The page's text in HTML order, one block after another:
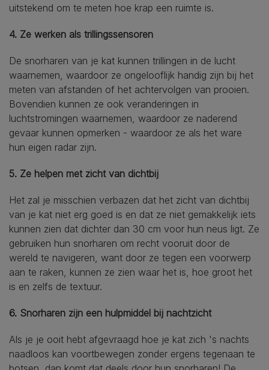
uitstekend om te meten hoe krap een ruimte is.
4. Ze werken als trillingssensoren
De snorharen van je kat kunnen trillingen in de lucht
waarnemen, waardoor ze ongelooflijk handig zijn bij het
meten van afstanden of het achtervolgen van prooien.
Bovendien kunnen ze ook veranderingen in
luchtstromingen waarnemen, waardoor ze naderend
gevaar kunnen opmerken - waardoor ze als het ware
hun eigen radar zijn.
5. Ze helpen met zicht van dichtbij
Het zal je misschien verbazen dat het zicht van dichtbij
van je kat niet erg goed is en dat ze niet gemakkelijk iets
kunnen zien dat dichter dan 30 cm voor hun neus ligt. Ze
gebruiken hun snorharen om recht vooruit door de
wereld te navigeren, want door ze tegen een voorwerp
aan te raken, kunnen ze zien waar het is, hoe groot het
is en zelfs de textuur.
6. Snorharen zijn een hulpmiddel bij nachtzicht
Als je je ooit hebt afgevraagd hoe je kat zich 's nachts
naadloos kan voortbewegen zonder ergens tegenaan te